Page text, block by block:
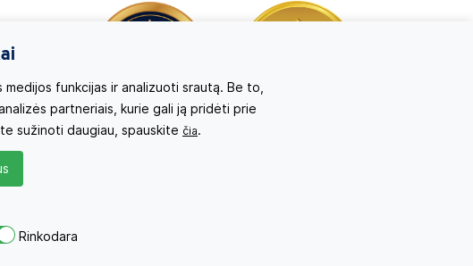
funkcijas ir analizuoti srautą. Be to,
partneriais, kurie gali ją pridėti prie
sužinoti daugiau, spauskite čia.
Rinkodara